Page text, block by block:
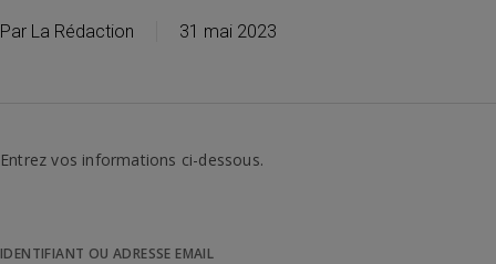
Par La Rédaction 31 mai 2023
Entrez vos informations ci-dessous.
IDENTIFIANT OU ADRESSE EMAIL